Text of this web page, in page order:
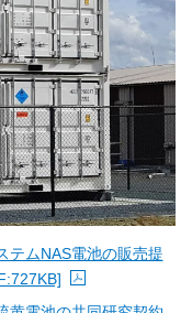
テムNAS電池の販売提
す